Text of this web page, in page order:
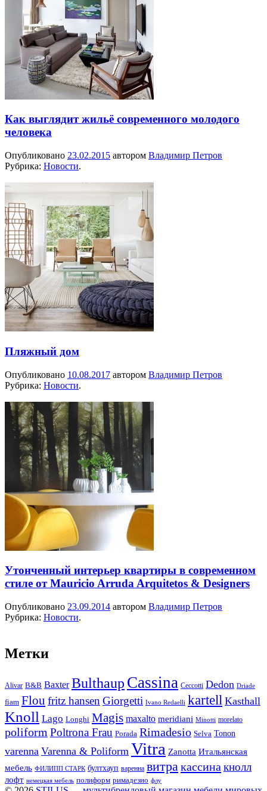
Как выглядит жильё современного молодого
человека
Опубликовано 23.02.2015 автором Владимир Петров
Рубрика: Новости.
Пляжный дом
Опубликовано 10.08.2017 автором Владимир Петров
Рубрика: Новости.
Утонченный интерьер квартиры в современном
стиле от Mauricio Arruda Arquitetos & Designers
Опубликовано 23.09.2014 автором Владимир Петров
Рубрика: Новости.
Метки
Alivar B&B Baxter Bulthaup Cassina Ceccotti Dedon Driade
fiam Flou fritz hansen Giorgetti Ivano Redaelli kartell Kasthall
Knoll Lago Longhi Magis maxalto meridiani Minotti morelato
poliform Poltrona Frau Porada Rimadesio Selva Tonon
varenna Varenna & Poliform Vitra Zanotta Итальянская
мебель ФИЛИПП СТАРК бултхауп варенна витра кассина кнолл
лофт немецкая мебель полиформ римадезио флу